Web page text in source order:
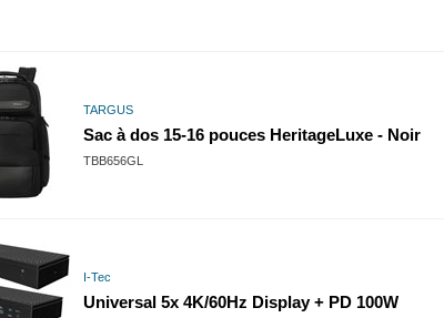
TARGUS
Sac à dos 15-16 pouces HeritageLuxe - Noir
TBB656GL
I-Tec
Universal 5x 4K/60Hz Display + PD 100W